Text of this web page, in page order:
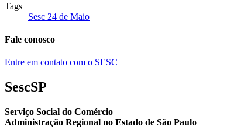
Tags
Sesc 24 de Maio
Fale conosco
Entre em contato com o SESC
SescSP
Serviço Social do Comércio
Administração Regional no Estado de São Paulo